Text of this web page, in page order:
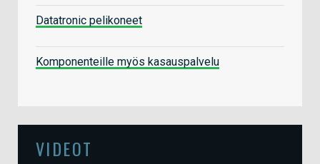
Datatronic pelikoneet
Komponenteille myös kasauspalvelu
VIDEOT